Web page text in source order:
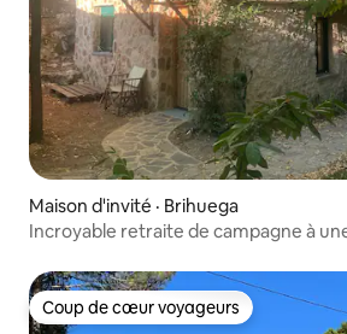
Maison d'invité · Brihuega
Incroyable retraite de campagne à
Coup de cœur voyageurs
Coup de cœur voyageurs